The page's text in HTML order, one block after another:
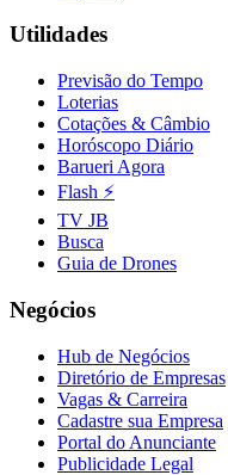
Fluminense
Utilidades
Previsão do Tempo
Loterias
Cotações & Câmbio
Horóscopo Diário
Barueri Agora
Flash ⚡
TV JB
Busca
Guia de Drones
Negócios
Hub de Negócios
Diretório de Empresas
Vagas & Carreira
Cadastre sua Empresa
Portal do Anunciante
Publicidade Legal